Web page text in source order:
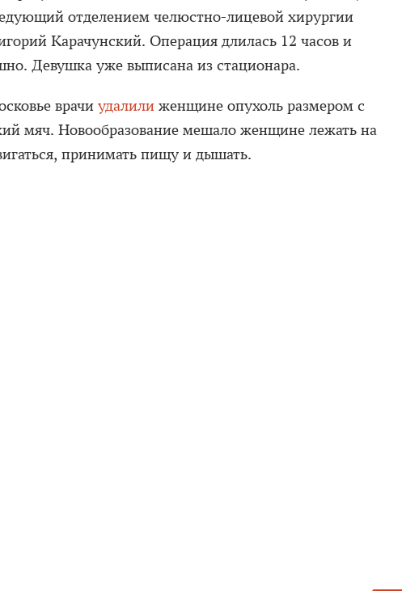
отделением челюстно-лицевой хирургии
Карачунский. Операция длилась 12 часов и
Девушка уже выписана из стационара.
врачи удалили женщине опухоль размером с
мяч. Новообразование мешало женщине лежать на
принимать пищу и дышать.